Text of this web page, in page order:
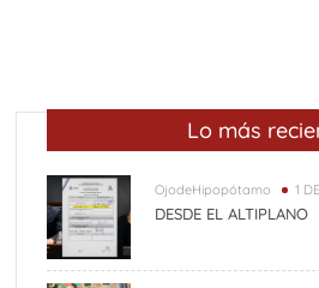
Lo más
OjodeHipopótamo 1
DESDE EL ALTIPLANO